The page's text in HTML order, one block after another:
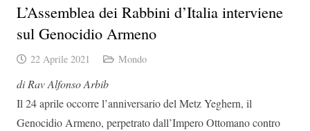
L’Assemblea dei Rabbini d’Italia interviene
sul Genocidio Armeno
22 Aprile 2021 Mondo
di Rav Alfonso Arbib
Il 24 aprile occorre l’anniversario del Metz Yeghern, il
Genocidio Armeno, perpetrato dall’Impero Ottomano contro